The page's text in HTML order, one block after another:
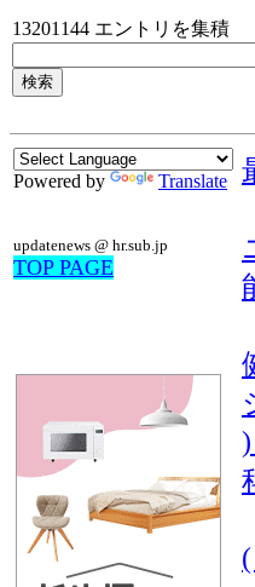
13201144 エントリを集積
Powered by Translate
updatenews @ hr.sub.jp
TOP PAGE
)